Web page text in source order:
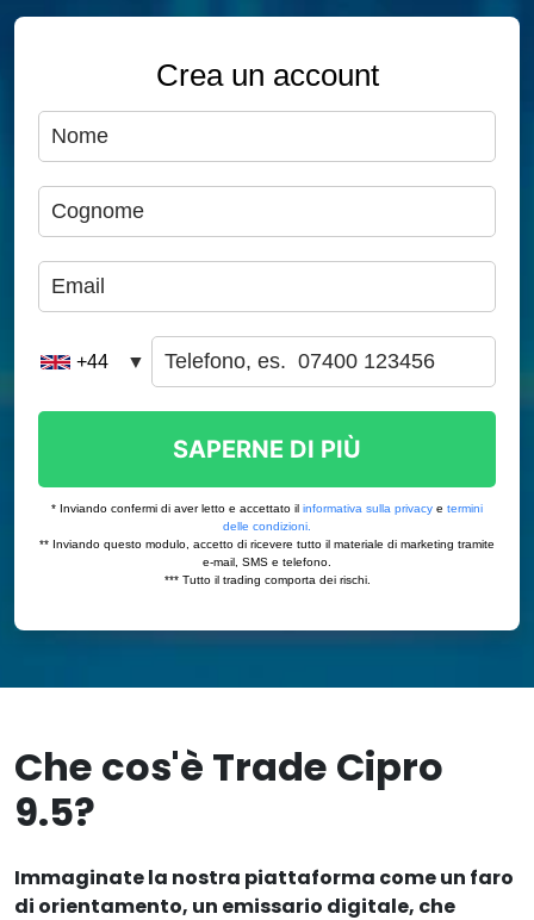
Che cos'è Trade Cipro
9.5?
Immaginate la nostra piattaforma come un faro
di orientamento, un emissario digitale, che